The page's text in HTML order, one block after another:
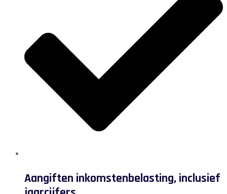
Aangiften inkomstenbelasting, inclusief